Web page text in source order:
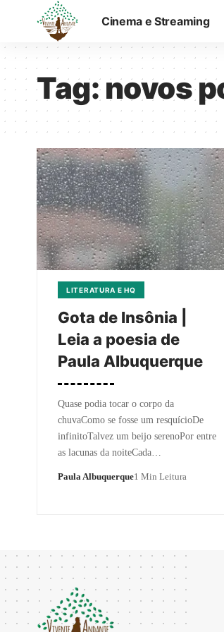
Cinema e Streaming
Tag:novos
LITERATURA E HQ
Gota de Insônia |
Leia a poesia de
Paula Albuquerque
Quase podia tocar o corpo da
chuvaComo se fosse um resquícioDe
infinitoTalvez um beijo serenoPor entre
as lacunas da noiteCada…
Paula Albuquerque1 Min Leitura